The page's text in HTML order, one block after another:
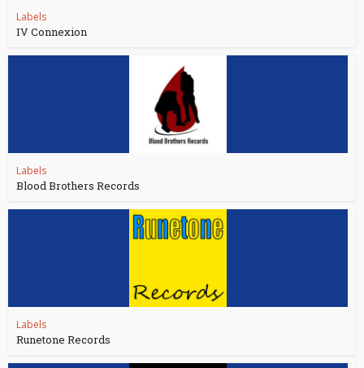
Labels
IV Connexion
Labels
Blood Brothers Records
Labels
Runetone Records